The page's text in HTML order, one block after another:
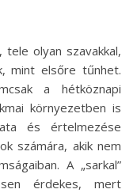
mint elsőre tűnhet.
a hétköznapi
környezetben is
és értelmezése
számára, akik nem
A „sarkal”
érdekes, mert